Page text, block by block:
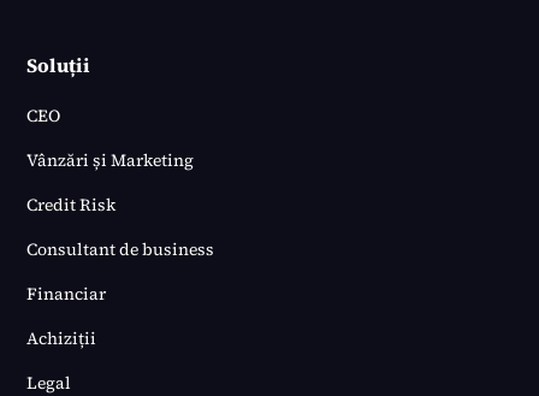
Soluții
CEO
Vânzări și Marketing
Credit Risk
Consultant de business
Financiar
Achiziții
Legal